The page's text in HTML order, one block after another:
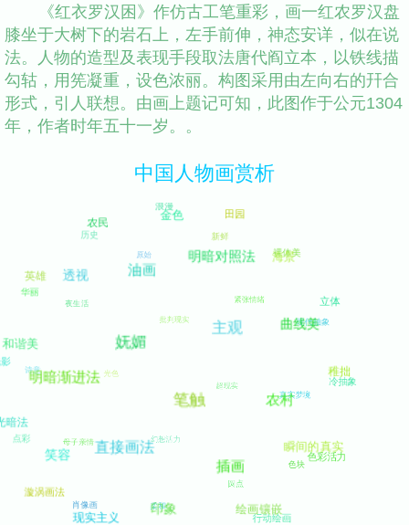
《红衣罗汉困》作仿古工笔重彩，画一红农罗汉盘
膝坐于大树下的岩石上，左手前伸，神态安详，似在说
法。人物的造型及表现手段取法唐代阎立本，以铁线描
勾轱，用筅凝重，设色浓丽。构图采用由左向右的幵合
形式，引人联想。由画上题记可知，此图作于公元1304
年，作者时年五十一岁。。
中国人物画赏析